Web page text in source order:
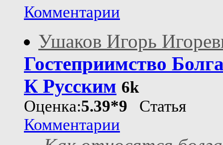
Комментарии
Ушаков Игорь
Гостеприимство
К Русским 6k
Оценка:5.39*9 Статья
Комментарии